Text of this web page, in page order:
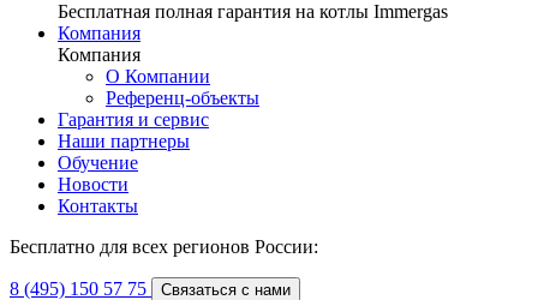
Бесплатная полная гарантия на котлы Immergas
Компания
Компания
О Компании
Референц-объекты
Гарантия и сервис
Наши партнеры
Обучение
Новости
Контакты
Бесплатно для всех регионов России:
8 (495) 150 57 75 Связаться с нами